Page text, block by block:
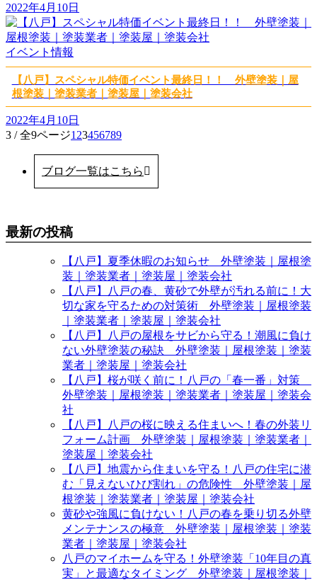
2022年4月10日
イベント情報
【八戸】スペシャル特価イベント最終日！！ 外壁塗装｜屋
根塗装｜塗装業者｜塗装屋｜塗装会社
2022年4月10日
3 / 全9ページ1 23456789
ブログ一覧はこちら
最新の投稿
【八戸】夏季休暇のお知らせ 外壁塗装｜屋根塗
装｜塗装業者｜塗装屋｜塗装会社
【八戸】八戸の春、黄砂で外壁が汚れる前に！大
切な家を守るための対策術 外壁塗装｜屋根塗装
｜塗装業者｜塗装屋｜塗装会社
【八戸】八戸の屋根をサビから守る！潮風に負け
ない外壁塗装の秘訣 外壁塗装｜屋根塗装｜塗装
業者｜塗装屋｜塗装会社
【八戸】桜が咲く前に！八戸の「春一番」対策
外壁塗装｜屋根塗装｜塗装業者｜塗装屋｜塗装会
社
【八戸】八戸の桜に映える住まいへ！春の外装リ
フォーム計画 外壁塗装｜屋根塗装｜塗装業者｜
塗装屋｜塗装会社
【八戸】地震から住まいを守る！八戸の住宅に潜
む「見えないひび割れ」の危険性 外壁塗装｜屋
根塗装｜塗装業者｜塗装屋｜塗装会社
黄砂や強風に負けない！八戸の春を乗り切る外壁
メンテナンスの極意 外壁塗装｜屋根塗装｜塗装
業者｜塗装屋｜塗装会社
八戸のマイホームを守る！外壁塗装「10年目の真
実」と最適なタイミング 外壁塗装｜屋根塗装｜